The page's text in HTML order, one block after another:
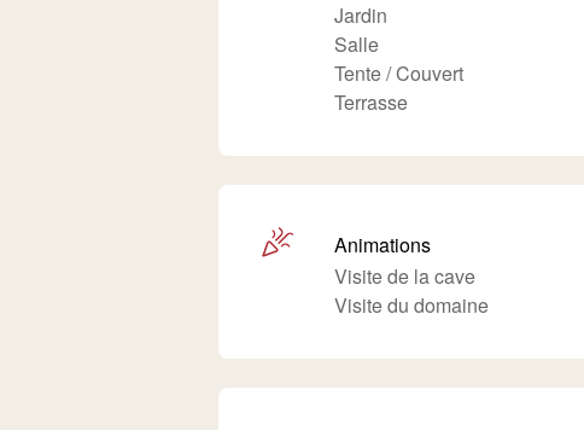
Jardin
Salle
Tente / Couvert
Terrasse
Animations
Visite de la cave
Visite du domaine